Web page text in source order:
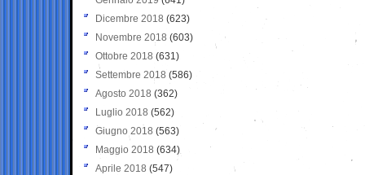
Dicembre 2018 (623)
Novembre 2018 (603)
Ottobre 2018 (631)
Settembre 2018 (586)
Agosto 2018 (362)
Luglio 2018 (562)
Giugno 2018 (563)
Maggio 2018 (634)
Aprile 2018 (547)